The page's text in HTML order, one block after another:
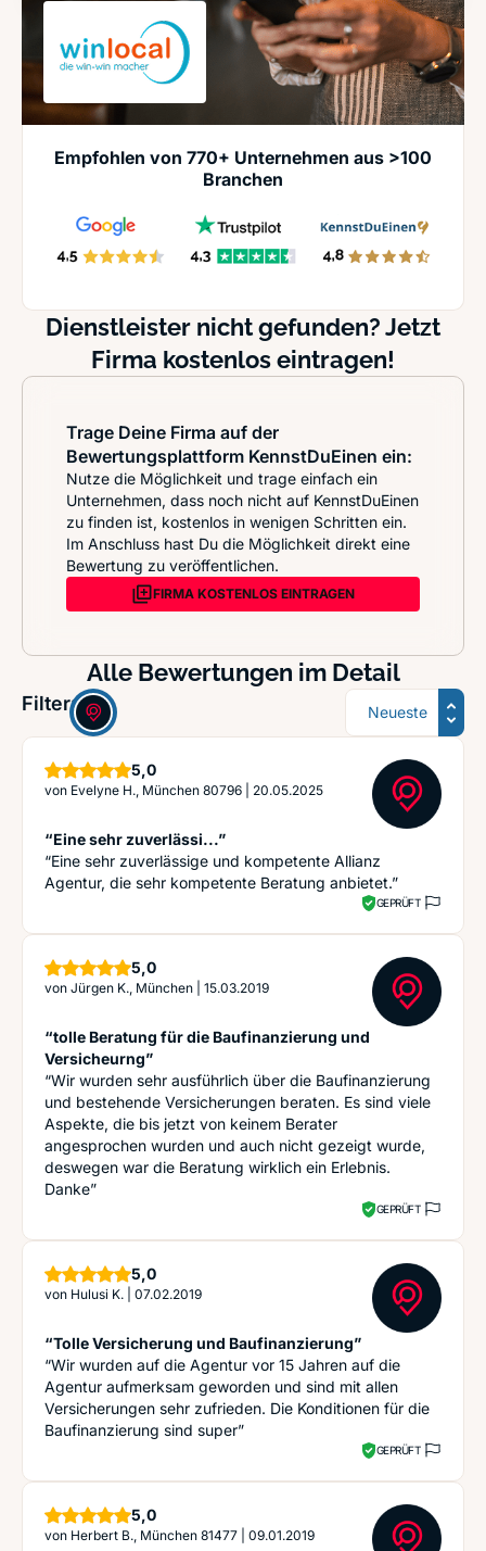
Empfohlen von 770+ Unternehmen aus >100
Branchen
Dienstleister nicht gefunden? Jetzt
Firma kostenlos eintragen!
Trage Deine Firma auf der
Bewertungsplattform KennstDuEinen ein:
Nutze die Möglichkeit und trage einfach ein
Unternehmen, dass noch nicht auf KennstDuEinen
zu finden ist, kostenlos in wenigen Schritten ein.
Im Anschluss hast Du die Möglichkeit direkt eine
Bewertung zu veröffentlichen.
FIRMA KOSTENLOS EINTRAGEN
Alle Bewertungen im Detail
Filter: Sortierung
5,0Sterne
von Evelyne H., München 80796 20.05.2025
“Eine sehr zuverlässi...”
“Eine sehr zuverlässige und kompetente Allianz
Agentur, die sehr kompetente Beratung anbietet.”
GEPRÜFT
5,0Sterne
von Jürgen K., München 15.03.2019
“tolle Beratung für die Baufinanzierung und
Versicheurng”
“Wir wurden sehr ausführlich über die Baufinanzierung
und bestehende Versicherungen beraten. Es sind viele
Aspekte, die bis jetzt von keinem Berater
angesprochen wurden und auch nicht gezeigt wurde,
deswegen war die Beratung wirklich ein Erlebnis.
Danke”
GEPRÜFT
5,0Sterne
von Hulusi K. 07.02.2019
“Tolle Versicherung und Baufinanzierung”
“Wir wurden auf die Agentur vor 15 Jahren auf die
Agentur aufmerksam geworden und sind mit allen
Versicherungen sehr zufrieden. Die Konditionen für die
Baufinanzierung sind super”
GEPRÜFT
5,0Sterne
von Herbert B., München 81477 09.01.2019